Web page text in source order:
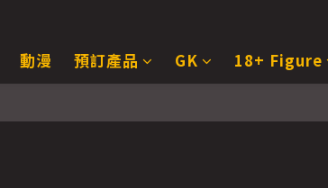
動漫
預訂產品 GK 18+ Figure